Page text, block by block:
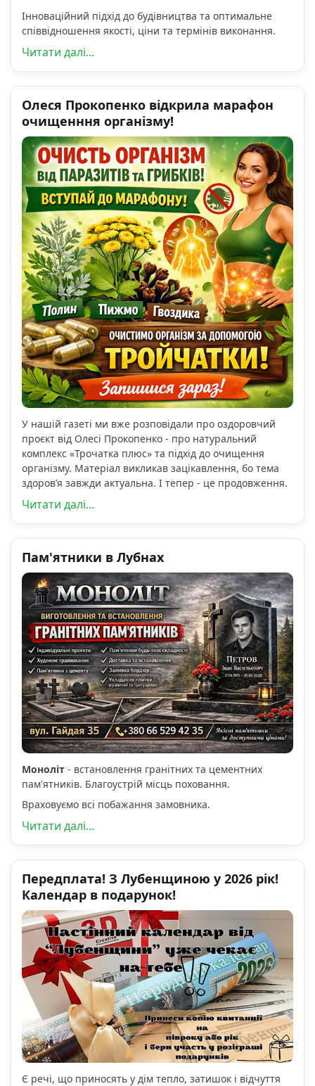
Інноваційний підхід до будівництва та оптимальне
співвідношення якості, ціни та термінів виконання.
Читати далі...
Олеся Прокопенко відкрила марафон
очищенння організму!
У нашій газеті ми вже розповідали про оздоровчий
проєкт від Олесі Прокопенко - про натуральний
комплекс «Трочатка плюс» та підхід до очищення
організму. Матеріал викликав зацікавлення, бо тема
здоров’я завжди актуальна. І тепер - це продовження.
Читати далі...
Пам'ятники в Лубнах
Моноліт - встановлення гранітних та цементних
пам'ятників. Благоустрій місць поховання.
Враховуємо всі побажання замовника.
Читати далі...
Передплата! З Лубенщиною у 2026 рік!
Календар в подарунок!
Є речі, що приносять у дім тепло, затишок і відчуття